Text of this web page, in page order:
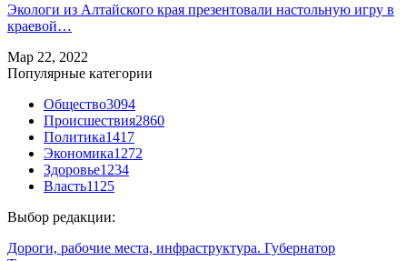
Экологи из Алтайского края презентовали настольную игру в
краевой…
Мар 22, 2022
Популярные категории
Общество3094
Происшествия2860
Политика1417
Экономика1272
Здоровье1234
Власть1125
Выбор редакции:
Дороги, рабочие места, инфраструктура. Губернатор